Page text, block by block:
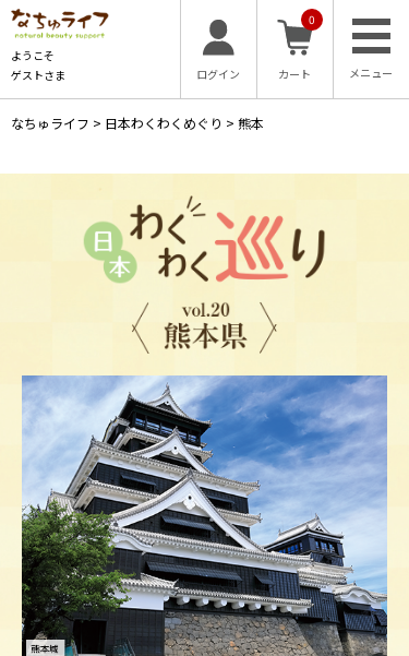
ようこそ
ゲストさま
ログイン
0
カート
なちゅライフ > 日本わくわくめぐり > 熊本